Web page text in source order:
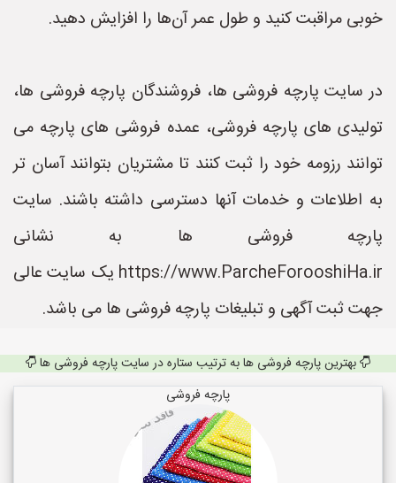
خوبی مراقبت کنید و طول عمر آن‌ها را افزایش دهید.
در سایت پارچه فروشی ها، فروشندگان پارچه فروشی ها،
تولیدی های پارچه فروشی، عمده فروشی های پارچه می
توانند رزومه خود را ثبت کنند تا مشتریان بتوانند آسان تر
به اطلاعات و خدمات آنها دسترسی داشته باشند. سایت
پارچه فروشی ها به نشانی
https://www.ParcheForooshiHa.ir یک سایت عالی
جهت ثبت آگهی و تبلیغات پارچه فروشی ها می باشد.
بهترین پارچه فروشی ها به ترتیب ستاره در سایت پارچه فروشی ها
پارچه فروشی